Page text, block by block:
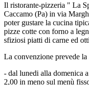
Il ristorante-pizzeria " La
Caccamo (Pa) in via
poter gustare la cucina
pizze cotte con forno a
sfiziosi piatti di carne ed
La convenzione prevede la
- dal lunedi alla domenica
2,00 in meno sul menù